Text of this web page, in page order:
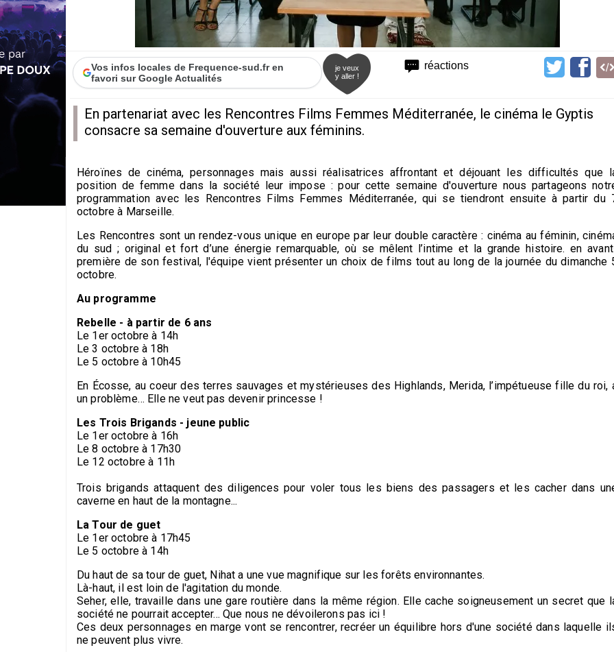
réactions
Vos infos locales de Frequence-sud.fr en
favori sur Google Actualités
je veux
y aller !
En partenariat avec les Rencontres Films Femmes Méditerranée, le cinéma le Gyptis
consacre sa semaine d'ouverture aux féminins.
Héroïnes de cinéma, personnages mais aussi réalisatrices affrontant et déjouant les difficultés que
position de femme dans la société leur impose : pour cette semaine d'ouverture nous partageons
programmation avec les Rencontres Films Femmes Méditerranée, qui se tiendront ensuite à partir du
octobre à Marseille.
Les Rencontres sont un rendez-vous unique en europe par leur double caractère : cinéma au féminin,
du sud ; original et fort d’une énergie remarquable, où se mêlent l’intime et la grande histoire. en
première de son festival, l'équipe vient présenter un choix de films tout au long de la journée du dimanche
octobre.
Au programme
Rebelle - à partir de 6 ans
Le 1er octobre à 14h
Le 3 octobre à 18h
Le 5 octobre à 10h45
En Écosse, au coeur des terres sauvages et mystérieuses des Highlands, Merida, l’impétueuse fille du roi,
un problème… Elle ne veut pas devenir princesse !
Les Trois Brigands - jeune public
Le 1er octobre à 16h
Le 8 octobre à 17h30
Le 12 octobre à 11h
Trois brigands attaquent des diligences pour voler tous les biens des passagers et les cacher dans
caverne en haut de la montagne...
La Tour de guet
Le 1er octobre à 17h45
Le 5 octobre à 14h
Du haut de sa tour de guet, Nihat a une vue magnifique sur les forêts environnantes.
Là-haut, il est loin de l'agitation du monde.
Seher, elle, travaille dans une gare routière dans la même région. Elle cache soigneusement un secret que
société ne pourrait accepter... Que nous ne dévoilerons pas ici !
Ces deux personnages en marge vont se rencontrer, recréer un équilibre hors d'une société dans laquelle
ne peuvent plus vivre.